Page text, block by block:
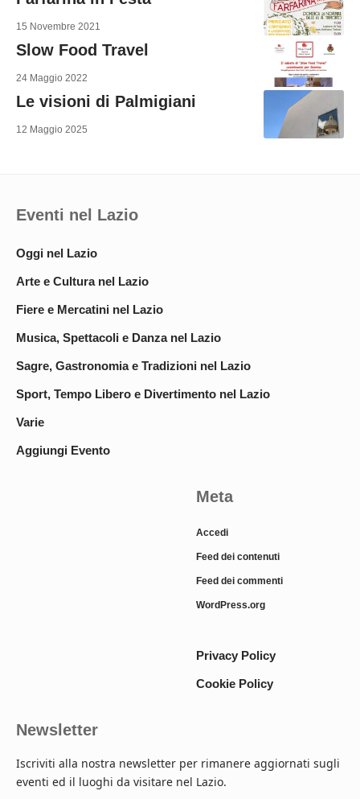
15 Novembre 2021
Slow Food Travel
24 Maggio 2022
Le visioni di Palmigiani
12 Maggio 2025
Eventi nel Lazio
Oggi nel Lazio
Arte e Cultura nel Lazio
Fiere e Mercatini nel Lazio
Musica, Spettacoli e Danza nel Lazio
Sagre, Gastronomia e Tradizioni nel Lazio
Sport, Tempo Libero e Divertimento nel Lazio
Varie
Aggiungi Evento
Meta
Accedi
Feed dei contenuti
Feed dei commenti
WordPress.org
Privacy Policy
Cookie Policy
Newsletter
Iscriviti alla nostra newsletter per rimanere aggiornati sugli
eventi ed il luoghi da visitare nel Lazio.